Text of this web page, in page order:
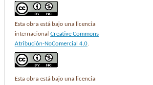
Esta obra está bajo una licencia
internacional Creative Commons
Atribución-NoComercial 4.0.
Esta obra está bajo una licencia